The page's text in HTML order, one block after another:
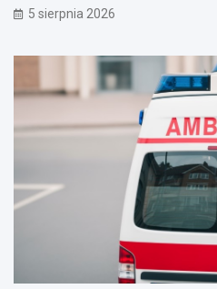
5 sierpnia 2026